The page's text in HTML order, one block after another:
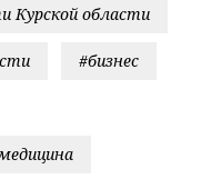
Курской области
#бизнес